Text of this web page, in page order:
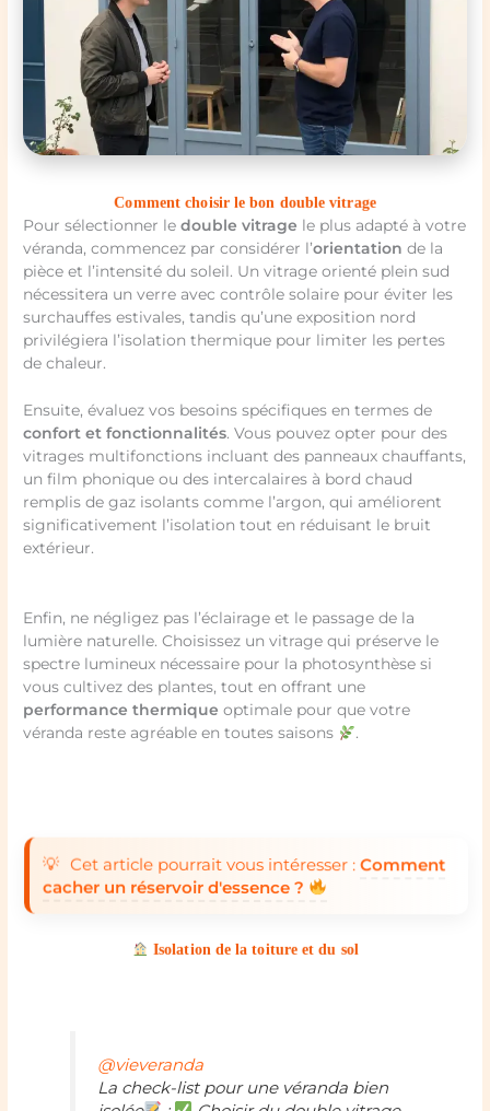
Comment choisir le bon double vitrage
Pour sélectionner ledouble vitrage le plus adapté à votre
véranda, commencez par considérer l’orientation de la
pièce et l’intensité du soleil. Un vitrage orienté plein sud
nécessitera un verre avec contrôle solaire pour éviter les
surchauffes estivales, tandis qu’une exposition nord
privilégiera l’isolation thermique pour limiter les pertes
de chaleur.
Ensuite, évaluez vos besoins spécifiques en termes de
confort et fonctionnalités. Vous pouvez opter pour des
vitrages multifonctions incluant des panneaux chauffants,
un film phonique ou des intercalaires à bord chaud
remplis de gaz isolants comme l’argon, qui améliorent
significativement l’isolation tout en réduisant le bruit
extérieur.
Enfin, ne négligez pas l’éclairage et le passage de la
lumière naturelle. Choisissez un vitrage qui préserve le
spectre lumineux nécessaire pour la photosynthèse si
vous cultivez des plantes, tout en offrant une
performance thermique optimale pour que votre
véranda reste agréable en toutes saisons
.
Cet article pourrait vous intéresser : Comment
cacher un réservoir d'essence ?
Isolation de la toiture et du sol
@vieveranda
La check-list pour une véranda bien